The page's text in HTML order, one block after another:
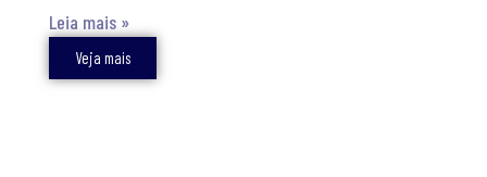
Leia mais »
Veja mais